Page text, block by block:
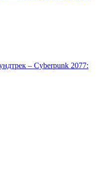
– Cyberpunk 2077: